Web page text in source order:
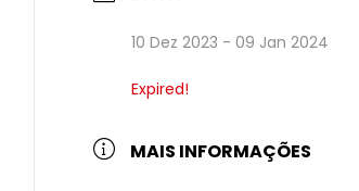
10 Dez 2023 - 09 Jan 2024
Expired!
MAIS INFORMAÇÕES